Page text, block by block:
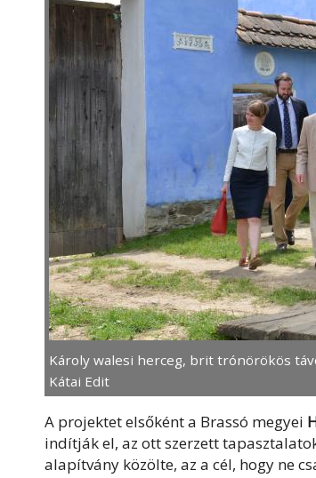
Károly walesi herceg, brit trónörökös
Kátai Edit
A projektet elsőként a Brassó megyei
indítják el, az ott szerzett
alapítvány közölte, az a cél, hogy ne